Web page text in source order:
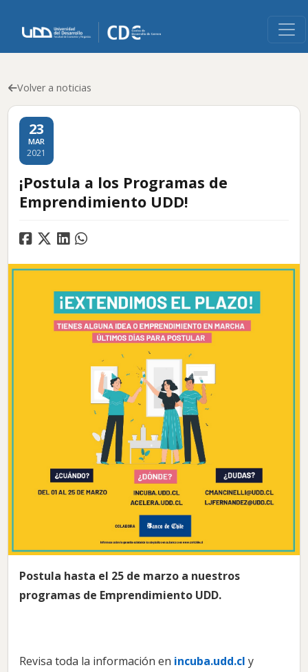
Volver a noticias
23
MAR
2021
¡Postula a los Programas de
Emprendimiento UDD!
Postula hasta el 25 de marzo a nuestros
programas de Emprendimiento UDD.
Revisa toda la información en incuba.udd.cl y